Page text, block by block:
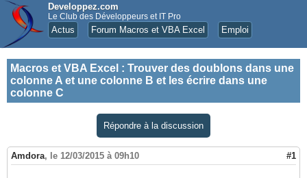
Developpez.com
Le Club des Développeurs et IT Pro
Actus Forum Macros et VBA Excel Emploi
Macros et VBA Excel : Trouver des doublons dans une
colonne A et une colonne B et les écrire dans une
colonne C
Répondre à la discussion
Amdora, le 12/03/2015 à 09h10 #1